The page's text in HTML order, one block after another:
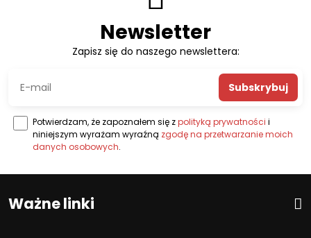
Newsletter
Zapisz się do naszego newslettera:
Subskrybuj
Potwierdzam, że zapoznałem się zpolityką prywatności i
niniejszym wyrażam wyraźną zgodę na przetwarzanie moich
danych osobowych.
Ważne linki